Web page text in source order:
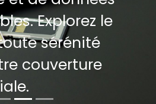
Explorez le
sérénité
couverture
Explorez le
sérénité
couverture